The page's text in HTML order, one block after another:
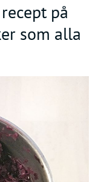
på
som alla